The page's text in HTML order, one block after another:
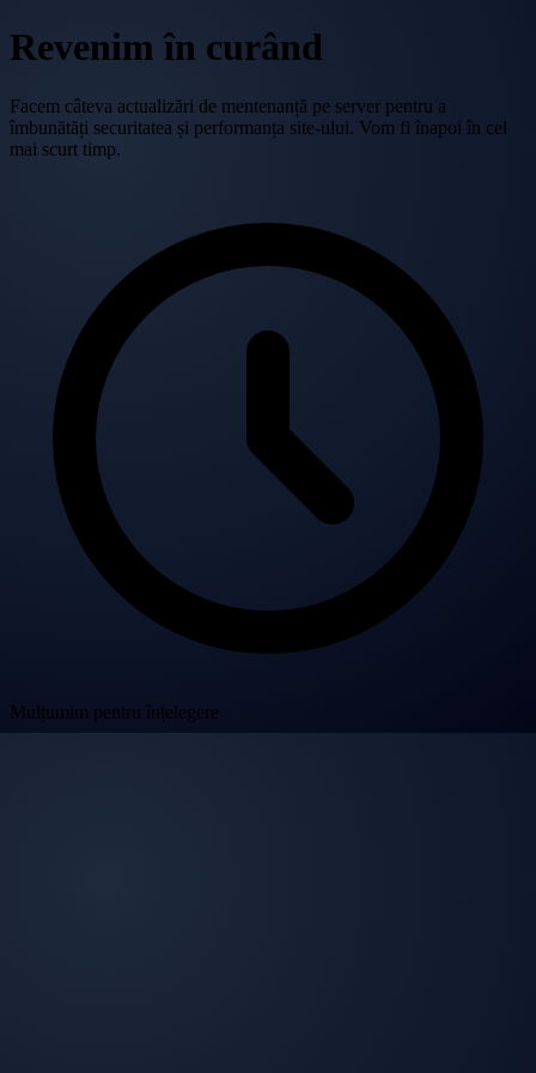
Revenim în curând
Facem câteva actualizări de mentenanță pe server pentru a
îmbunătăți securitatea și performanța site-ului. Vom fi înapoi în cel
mai scurt timp.
Mulțumim pentru înțelegere